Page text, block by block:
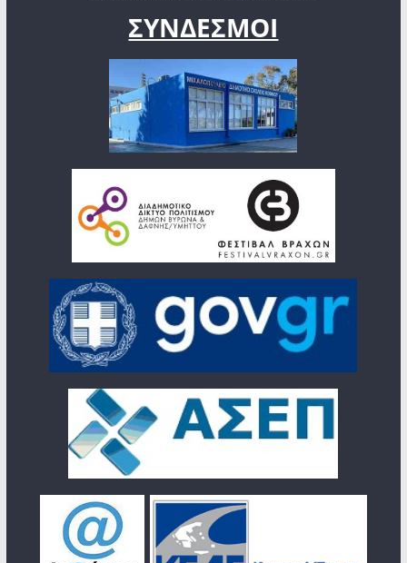
ΣΥΝΔΕΣΜΟΙ